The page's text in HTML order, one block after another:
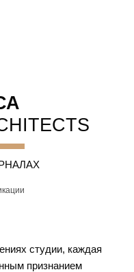
студии, каждая
признанием